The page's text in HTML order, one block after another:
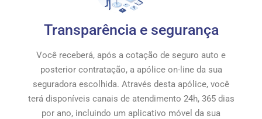
Transparência e segurança
Você receberá, após a cotação de seguro auto e
posterior contratação, a apólice on-line da sua
seguradora escolhida. Através desta apólice, você
terá disponíveis canais de atendimento 24h, 365 dias
por ano, incluindo um aplicativo móvel da sua